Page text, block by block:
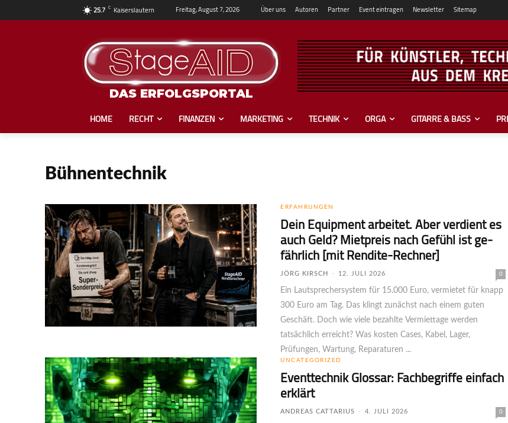
25.7 C Kaiserslautern Freitag, August 7, 2026 Über uns Autoren Partner Event eintragen Newsletter Sitemap
DAS ERFOLGSPORTAL
HOME RECHT FINANZEN MARKETING TECHNIK ORGA GITARRE & BASS
Bühnentechnik
ERFAHRUNGEN
Dein Equipment arbeitet. Aber verdient es
auch Geld? Mietpreis nach Gefühl ist ge­
fähr­lich [mit Rendite-Rechner]
JÖRG KIRSCH - 12. JULI 2026 0
Ein Lautsprechersystem für 15.000 Euro, vermietet für knapp
300 Euro am Tag. Das klingt zunächst nach einem guten
Geschäft. Doch wie viele bezahlte Vermiettage werden
tatsächlich erreicht? Was kosten Cases, Kabel, Lager,
Prüfungen, Wartung, Reparaturen ...
UNCATEGORIZED
Eventtechnik Glossar: Fachbegriffe einfach
erklärt
ANDREAS CATTARIUS - 4. JULI 2026 0